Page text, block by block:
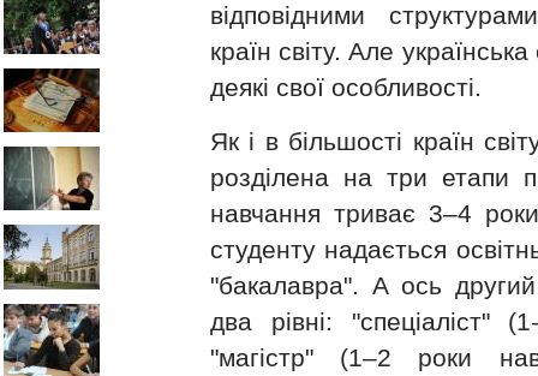
відповідними
країн світу. Але
деякі свої особливості.
Як і в більшості країн
розділена на три етапи
навчання триває 3–4
студенту надається
"бакалавра". А ось
два рівні: "спеціаліст"
"магістр" (1–2 роки